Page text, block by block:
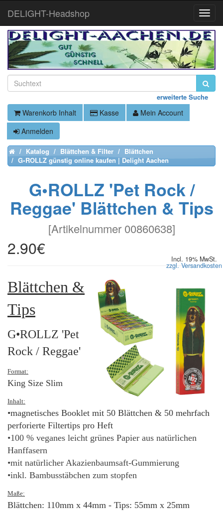
erweiterte Suche
Warenkorb Inhalt Kasse
Mein Account
Anmelden
HomeKatalog Blättchen & Filter
Blättchen
G•ROLLZ günstig online kaufen | Delight Aachen
G•ROLLZ 'Pet Rock /
Reggae' Blättchen & Tips
[Artikelnummer 00860638]
2.90€
Incl. 19% MwSt.
zzgl. Versandkosten
Blättchen &
Tips
G•ROLLZ 'Pet
Rock / Reggae'
Format:
King Size Slim
Inhalt:
•magnetisches Booklet mit 50 Blättchen & 50 mehrfach
perforierte Filtertips pro Heft
•100 % veganes leicht grünes Papier aus natürlichen
Hanffasern
•mit natürlicher Akazienbaumsaft-Gummierung
•inkl. Bambusstäbchen zum stopfen
Maße:
Blättchen: 110mm x 44mm - Tips: 55mm x 25mm
Toggle
DELIGHT-Headshop